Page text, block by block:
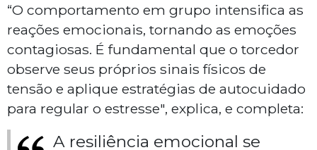
“O comportamento em grupo intensifica as
reações emocionais, tornando as emoções
contagiosas. É fundamental que o torcedor
observe seus próprios sinais físicos de
tensão e aplique estratégias de autocuidado
para regular o estresse", explica, e completa:
A resiliência emocional se